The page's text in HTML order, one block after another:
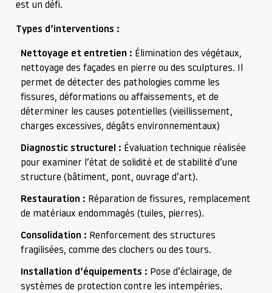
est un défi.
Types d’interventions :
Nettoyage et entretien : Élimination des végétaux,
nettoyage des façades en pierre ou des sculptures. Il
permet de détecter des pathologies comme les
fissures, déformations ou affaissements, et de
déterminer les causes potentielles (vieillissement,
charges excessives, dégâts environnementaux)
Diagnostic structurel : Évaluation technique réalisée
pour examiner l’état de solidité et de stabilité d’une
structure (bâtiment, pont, ouvrage d’art).
Restauration : Réparation de fissures, remplacement
de matériaux endommagés (tuiles, pierres).
Consolidation : Renforcement des structures
fragilisées, comme des clochers ou des tours.
Installation d’équipements : Pose d’éclairage, de
systèmes de protection contre les intempéries.